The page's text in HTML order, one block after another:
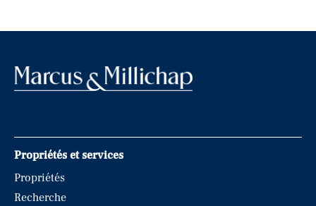
Propriétés et services
Propriétés
Recherche